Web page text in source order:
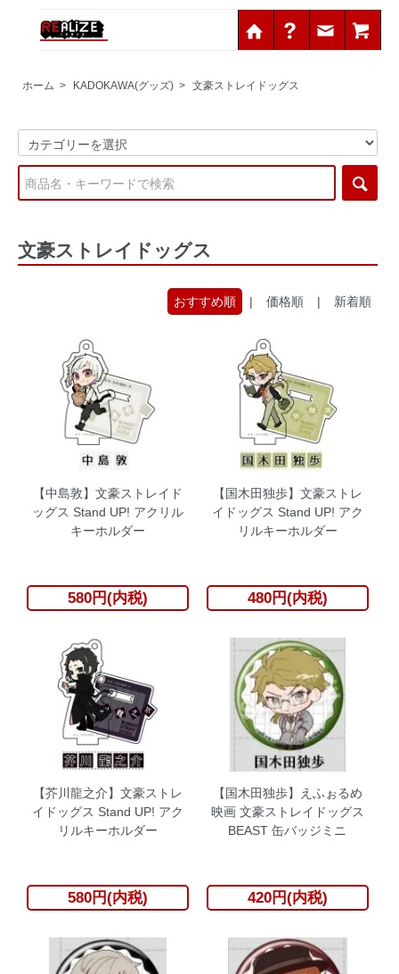
ホーム > KADOKAWA(グッズ) > 文豪ストレイドッグス
文豪ストレイドッグス
おすすめ順 | 価格順 | 新着順
【中島敦】文豪ストレイド
ッグス Stand UP! アクリル
キーホルダー
580円(内税)
【国木田独歩】文豪ストレ
イドッグス Stand UP! アク
リルキーホルダー
480円(内税)
【芥川龍之介】文豪ストレ
イドッグス Stand UP! アク
リルキーホルダー
580円(内税)
【国木田独歩】えふぉるめ
映画 文豪ストレイドッグス
BEAST 缶バッジミニ
420円(内税)